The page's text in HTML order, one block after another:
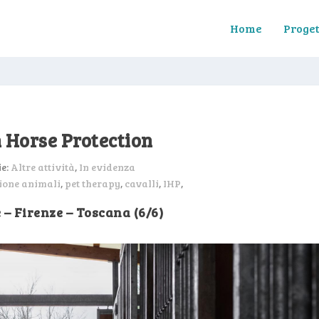
Home
Protection
Altre attività, In evidenza
animali, pet therapy, cavalli, IHP,
Firenze – Toscana (6/6)